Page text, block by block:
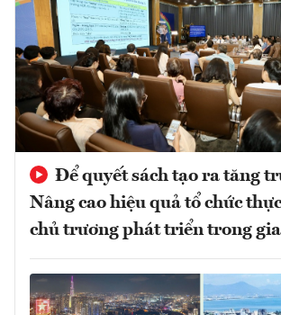
Để quyết sách tạo ra tăng
Nâng cao hiệu quả tổ chức
chủ trương phát triển trong